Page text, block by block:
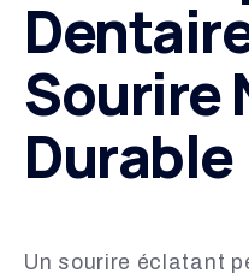
Sourire
Durable
Un sourire éclatant